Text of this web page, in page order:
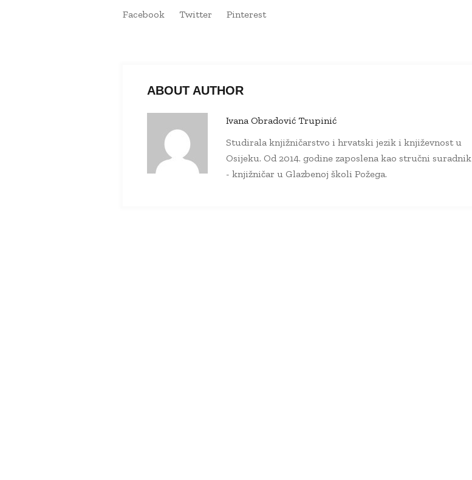
Facebook Twitter Pinterest
ABOUT AUTHOR
Ivana Obradović Trupinić
Studirala knjižničarstvo i hrvatski jezik i književnost u
Osijeku. Od 2014. godine zaposlena kao stručni suradnik
- knjižničar u Glazbenoj školi Požega.